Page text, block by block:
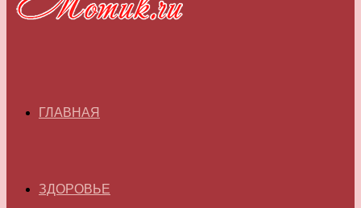
ГЛАВНАЯ
ЗДОРОВЬЕ